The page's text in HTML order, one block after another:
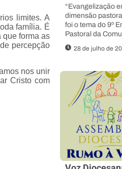
limites. A
família. É
que forma as
percepção
nos unir
Cristo com
Nacional da
Fortalece sua Missão
“Evangelização
dimensão
foi o tema do 9º
Pastoral da
28 de julho de